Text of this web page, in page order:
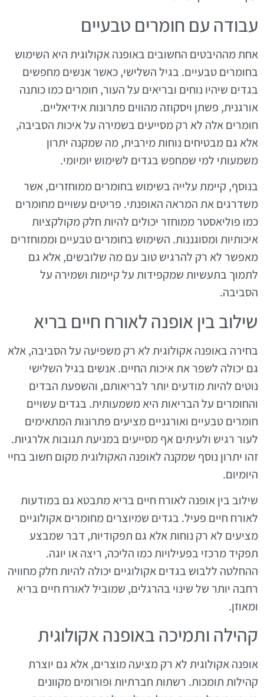
עבודה עם חומרים טבעיים
אחת מההיבטים החשובים באופנה אקולוגית היא השימוש
בחומרים טבעיים. בגיל השלישי, כאשר אנשים מחפשים
בגדים שיהיו נוחים ובריאים על העור, חומרים כמו כותנה
אורגנית, פשתן ויסקוזה מהווים פתרונות אידיאליים.
חומרים אלה לא רק מסייעים בשמירה על איכות הסביבה,
אלא גם מבטיחים נוחות מירבית, מה שמקנה יתרון
משמעותי למי שמחפש בגדים לשימוש יומיומי.
בנוסף, קיימת עלייה בשימוש בחומרים ממוחזרים, אשר
משדרגים את המראה האופנתי. פריטים עשויים מחומרים
כמו פוליאסטר ממוחזר יכולים להיות חלק מקולקציות
איכותיות ומסוגננות. השימוש בחומרים טבעיים וממוחזרים
מאפשר לא רק להרגיש טוב עם מה שלובשים, אלא גם
לתמוך בתעשיות שמקפידות על קיימות ושמירה על
הסביבה.
שילוב בין אופנה לאורח חיים בריא
בחירה באופנה אקולוגית לא רק משפיעה על הסביבה, אלא
גם יכולה לשפר את איכות החיים. אנשים בגיל השלישי
נוטים להיות מודעים יותר לבריאותם, והשפעת הבדים
והחומרים על הבריאות היא משמעותית. בגדים עשויים
חומרים טבעיים ואורגניים מציעים פתרונות המתאימים
לעור רגיש ולעיתים אף מסייעים במניעת תגובות אלרגיות.
זהו יתרון נוסף שמקנה לאופנה האקולוגית מקום חשוב בחיי
היומיום.
שילוב בין אופנה לאורח חיים בריא מתבטא גם במודעות
לאורח חיים פעיל. בגדים שמיוצרים מחומרים אקולוגיים
מציעים לא רק נוחות אלא גם תפקודיות, דבר שמבצע
תפקיד מרכזי בפעילויות כמו הליכה, ריצה או יוגה.
ההחלטה ללבוש בגדים אקולוגיים יכולה להיות חלק מחוויה
רחבה יותר של שינוי בהרגלים, שמוביל לאורח חיים בריא
ומאוזן.
קהילה ותמיכה באופנה אקולוגית
אופנה אקולוגית לא רק מציעה מוצרים, אלא גם יוצרת
קהילות תומכות. רשתות חברתיות ופורומים מקוונים